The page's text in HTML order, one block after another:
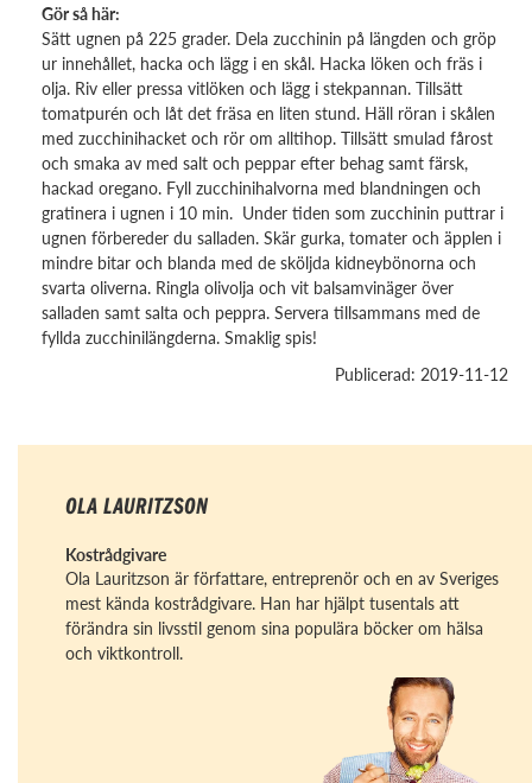
Gör så här:
Sätt ugnen på 225 grader. Dela zucchinin på längden och gröp
ur innehållet, hacka och lägg i en skål. Hacka löken och fräs i
olja. Riv eller pressa vitlöken och lägg i stekpannan. Tillsätt
tomatpurén och låt det fräsa en liten stund. Häll röran i skålen
med zucchinihacket och rör om alltihop. Tillsätt smulad fårost
och smaka av med salt och peppar efter behag samt färsk,
hackad oregano. Fyll zucchinihalvorna med blandningen och
gratinera i ugnen i 10 min. Under tiden som zucchinin puttrar i
ugnen förbereder du salladen. Skär gurka, tomater och äpplen i
mindre bitar och blanda med de sköljda kidneybönorna och
svarta oliverna. Ringla olivolja och vit balsamvinäger över
salladen samt salta och peppra. Servera tillsammans med de
fyllda zucchinilängderna. Smaklig spis!
Publicerad: 2019-11-12
OLA LAURITZSON
Kostrådgivare
Ola Lauritzson är författare, entreprenör och en av Sveriges
mest kända kostrådgivare. Han har hjälpt tusentals att
förändra sin livsstil genom sina populära böcker om hälsa
och viktkontroll.